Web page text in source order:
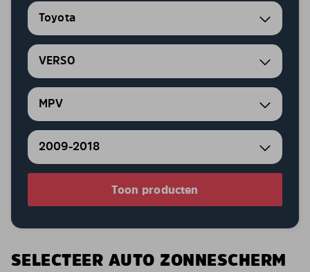
Toyota
VERSO
MPV
2009-2018
Toon producten
SELECTEER AUTO ZONNESCHERM